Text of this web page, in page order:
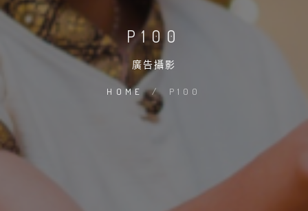
P100
廣告攝影
HOME / P100